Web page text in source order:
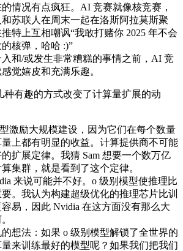
情况有点疯狂。AI 竞赛就像核竞赛，
苏联人在周末一起在洛斯阿拉莫斯聚
特上互相嘲讽“我敢打赌你 2025 年不会
核弹，哈哈 :)”
和/或发生非常糟糕的事情之前，AI 竞
觉嬉皮和充满乐趣。
种有趣的方式改变了计算量扩展的动
激励大规模建设，因为它们在每个数量
上都有明显的收益。计算提供商不可能
扩展定律。我猜 Sam 想要一个数万亿
集群，就是看到了这个定律。
来说可能并不好。o 级别模型使推理比
。我认为构建超级优化的推理芯片比训
易，因此 Nvidia 在这方面没有那么大
想法：如果 o 级别模型解锁了全世界的
来训练最好的模型呢？如果我们把我们